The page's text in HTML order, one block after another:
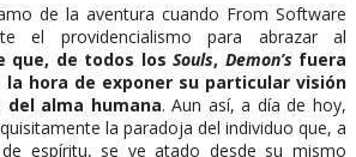
de la aventura cuando From Software
el providencialismo para abrazar al
que, de todos los Souls, Demon’s fuera
hora de exponer su particular visión
alma humana. Aun así, a día de hoy,
la paradoja del individuo que, a
espíritu, se ve atado desde su mismo